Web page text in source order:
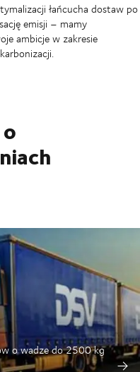
łańcucha dostaw po
emisji – mamy
ambicje w zakresie
biznesu
o wadze do 2500 kg